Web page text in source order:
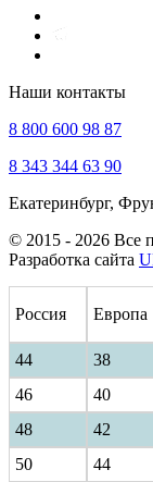
Наши контакты
8 800 600 98 87
8 343 344 63 90
Екатеринбург,
© 2015 - 2026
Разработка сайта
Россия Европа
44
38
46
40
48
42
50
44